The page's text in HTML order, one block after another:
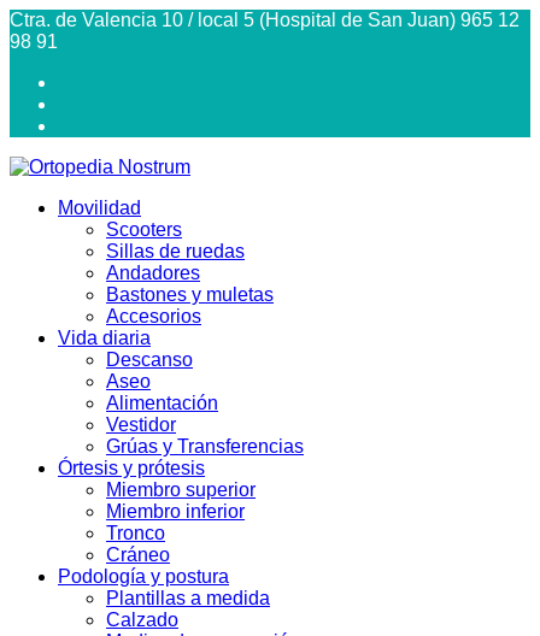
Ctra. de Valencia 10 / local 5 (Hospital de San Juan) 965 12
98 91
Movilidad
Scooters
Sillas de ruedas
Andadores
Bastones y muletas
Accesorios
Vida diaria
Descanso
Aseo
Alimentación
Vestidor
Grúas y Transferencias
Órtesis y prótesis
Miembro superior
Miembro inferior
Tronco
Cráneo
Podología y postura
Plantillas a medida
Calzado